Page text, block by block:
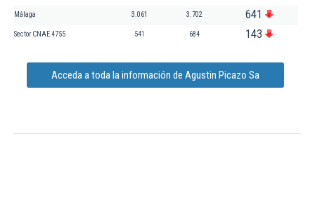
Málaga 3.061 3.702 641
Sector CNAE 4755 541 684 143
Acceda a toda la información de Agustin Picazo Sa